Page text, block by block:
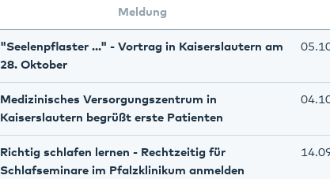
Meldung
"Seelenpflaster ..." - Vortrag in Kaiserslautern am
28. Oktober
Medizinisches Versorgungszentrum in
Kaiserslautern begrüßt erste Patienten
Richtig schlafen lernen - Rechtzeitig für
Schlafseminare im Pfalzklinikum anmelden